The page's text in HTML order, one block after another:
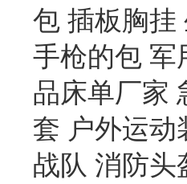
包 插板胸挂
手枪的包 军
品床单厂家
套 户外运动
战队 消防头